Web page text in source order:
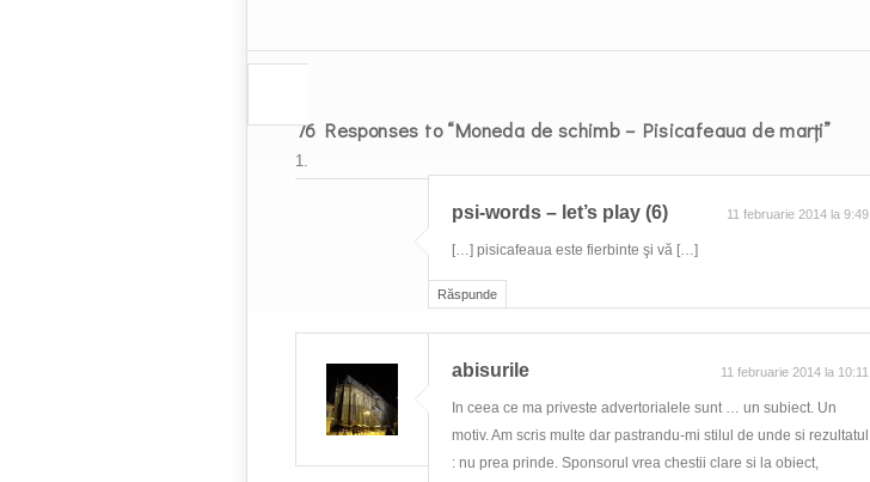
76 Responses to “Moneda de schimb – Pisicafeaua de marți”
Răspunde
psi-words – let’s play (6) 11 februarie 2014 la 9:49
[…] pisicafeaua este fierbinte şi vă […]
abisurile 11 februarie 2014 la 10:11
In ceea ce ma priveste advertorialele sunt … un subiect. Un
motiv. Am scris multe dar pastrandu-mi stilul de unde si rezultatul
: nu prea prinde. Sponsorul vrea chestii clare si la obiect,